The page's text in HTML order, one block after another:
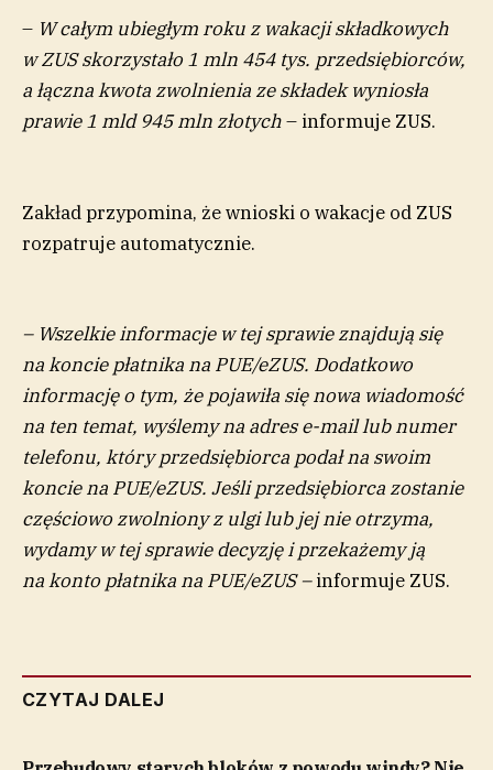
– W całym ubiegłym roku z wakacji składkowych
w ZUS skorzystało 1 mln 454 tys. przedsiębiorców,
a łączna kwota zwolnienia ze składek wyniosła
prawie 1 mld 945 mln złotych– informuje ZUS.
Zakład przypomina, że wnioski o wakacje od ZUS
rozpatruje automatycznie.
– Wszelkie informacje w tej sprawie znajdują się
na koncie płatnika na PUE/eZUS. Dodatkowo
informację o tym, że pojawiła się nowa wiadomość
na ten temat, wyślemy na adres e-mail lub numer
telefonu, który przedsiębiorca podał na swoim
koncie na PUE/eZUS. Jeśli przedsiębiorca zostanie
częściowo zwolniony z ulgi lub jej nie otrzyma,
wydamy w tej sprawie decyzję i przekażemy ją
na konto płatnika na PUE/eZUS –informuje ZUS.
CZYTAJ DALEJ